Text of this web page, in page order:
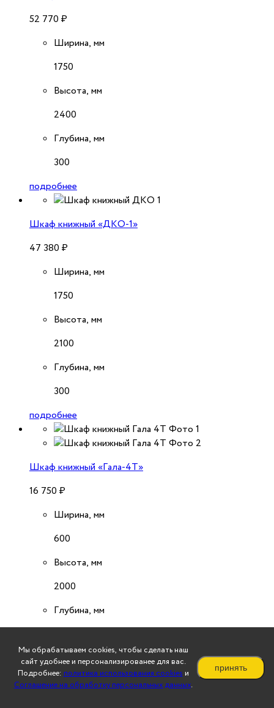
52 770 ₽
Ширина, мм
1750
Высота, мм
2400
Глубина, мм
300
подробнее
Шкаф книжный «ДКО-1»
47 380 ₽
Ширина, мм
1750
Высота, мм
2100
Глубина, мм
300
подробнее
Шкаф книжный «Гала-4Т»
16 750 ₽
Ширина, мм
600
Высота, мм
2000
Глубина, мм
подробнее
Мы обрабатываем cookies, чтобы сделать наш
сайт удобнее и персонализированее для вас.
Подробнее:политика использования cookiesи
Соглашение на обработку персональных данных.
принять